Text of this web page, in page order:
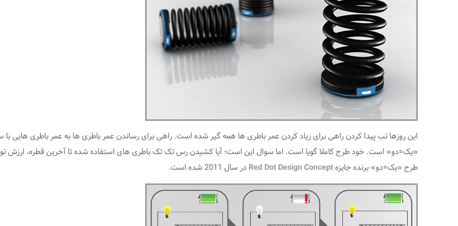
این روزها تب پیدا کردن راهی برای زیاد کردن عمر باطری ها همه گیر شده است. راهی برای رساندن عمر باطری ها به عمر باطری هایی
«یک=دو» است. خود طرح کاملا گویا است. اما سوال این است؛ آیا کشیدن رس تک تک باطری های استفاده شده تا آخرین قطره، ارزش
طرح «یک=دو» برنده جایزهRed Dot Design Concept در سال 2011 شده است.